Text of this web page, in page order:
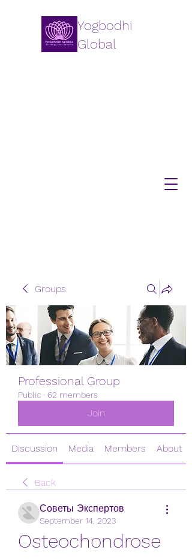
Yogbodhi
Global
Groups
Professional Group
Public · 62 members
Join
Discussion Media Members About
Back
Советы Экспертов
September 14, 2023
Osteochondrose